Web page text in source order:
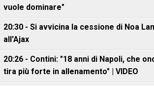
vuole dominare"
20:30 - Si avvicina la cessione di Noa
all'Ajax
20:26 - Contini: "18 anni di Napoli, che
tira più forte in allenamento" | VIDEO